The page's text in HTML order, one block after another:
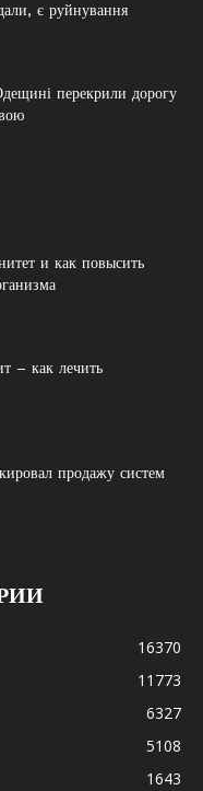
є руйнування
перекрили дорогу
и как повысить
– как лечить
продажу систем
16370
11773
6327
5108
1643